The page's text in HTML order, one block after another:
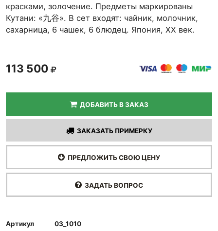
красками, золочение. Предметы маркированы
Кутани: «九谷». В сет входят: чайник, молочник,
сахарница, 6 чашек, 6 блюдец. Япония, ХХ век.
113 500
ДОБАВИТЬ В ЗАКАЗ
ЗАКАЗАТЬ ПРИМЕРКУ
ПРЕДЛОЖИТЬ СВОЮ ЦЕНУ
ЗАДАТЬ ВОПРОС
Артикул 03_1010